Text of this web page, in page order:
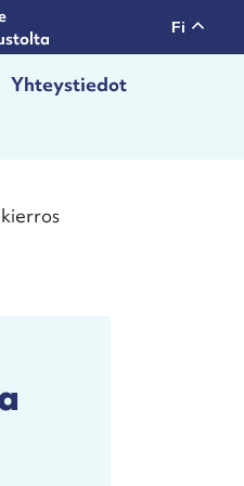
Yhteystiedot
fi